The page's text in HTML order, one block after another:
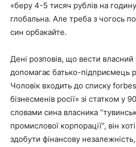
«беру 4-5 тисяч рублів на
глобальна. Але треба з чогось
син орбакайте.
Дені розповів, що вести власний
допомагає батько-підприємець
Чоловік входить до списку
бізнесменів росії» зі статком у
словами сина власника
промислової корпорації”, він
здобути фінансову